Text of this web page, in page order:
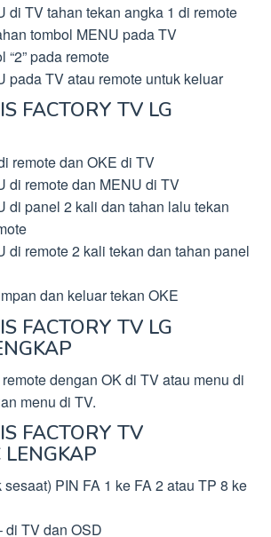
di TV tahan tekan angka 1 di remote
tombol MENU pada TV
“2” pada remote
pada TV atau remote untuk keluar
FACTORY TV LG
remote dan OKE di TV
di remote dan MENU di TV
di panel 2 kali dan tahan lalu tekan
di remote 2 kali tekan dan tahan panel
dan keluar tekan OKE
FACTORY TV LG
dengan OK di TV atau menu di
menu di TV.
FACTORY TV
PIN FA 1 ke FA 2 atau TP 8 ke
di TV dan OSD